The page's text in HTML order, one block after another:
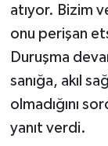
atıyor. Bizim
onu perişan
Duruşma
sanığa, akıl
olmadığını
yanıt verdi.